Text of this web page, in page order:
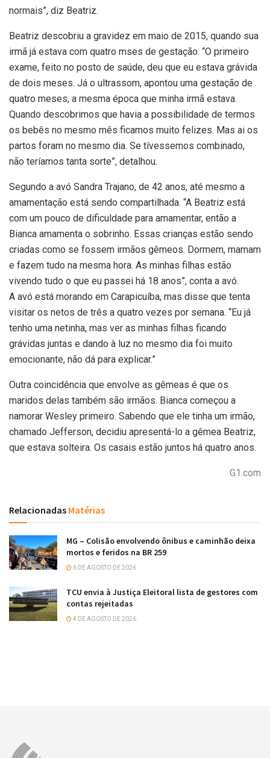
normais”, diz Beatriz.
Beatriz descobriu a gravidez em maio de 2015, quando sua
irmã já estava com quatro mses de gestação. “O primeiro
exame, feito no posto de saúde, deu que eu estava grávida
de dois meses. Já o ultrassom, apontou uma gestação de
quatro meses, a mesma época que minha irmã estava.
Quando descobrimos que havia a possibilidade de termos
os bebês no mesmo mês ficamos muito felizes. Mas ai os
partos foram no mesmo dia. Se tívessemos combinado,
não teríamos tanta sorte”, detalhou.
Segundo a avó Sandra Trajano, de 42 anos, até mesmo a
amamentação está sendo compartilhada. “A Beatriz está
com um pouco de dificuldade para amamentar, então a
Bianca amamenta o sobrinho. Essas crianças estão sendo
criadas como se fossem irmãos gêmeos. Dormem, mamam
e fazem tudo na mesma hora. As minhas filhas estão
vivendo tudo o que eu passei há 18 anos”, conta a avó.
A avó está morando em Carapicuíba, mas disse que tenta
visitar os netos de três a quatro vezes por semana. “Eu já
tenho uma netinha, mas ver as minhas filhas ficando
grávidas juntas e dando à luz no mesmo dia foi muito
emocionante, não dá para explicar.”
Outra coincidência que envolve as gêmeas é que os
maridos delas também são irmãos. Bianca começou a
namorar Wesley primeiro. Sabendo que ele tinha um irmão,
chamado Jefferson, decidiu apresentá-lo a gêmea Beatriz,
que estava solteira. Os casais estão juntos há quatro anos.
G1.com
Relacionadas Matérias
MG – Colisão envolvendo ônibus e caminhão deixa
mortos e feridos na BR 259
6 DE AGOSTO DE 2026
TCU envia à Justiça Eleitoral lista de gestores com
contas rejeitadas
4 DE AGOSTO DE 2026